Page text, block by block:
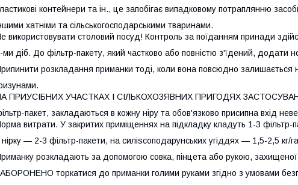
контейнери та ін., це запобігає випадковому потраплянню засоби
хатніми та сільськогосподарськими тваринами.
використовувати столовий посуд! Контроль за поїданням принади
ми діб. До фільтр-пакету, який частково або повністю з'їдений, додати
розкладання приманки тоді, коли вона повсюдно залишається
ПРИУСІБНИХ УЧАСТКАХ І СІЛЬКОХОЗЯВНИХ ПРИГОДЯХ
пакет, закладаються в кожну ніру та обов'язково присипна вхід
витрати. У закритих приміщеннях на підкладку кладуть 1-3 фільтр-
нірку — 2-3 фільтр-пакети, на силіscоподарунських угіддях — 1,5-2,5 кг/
розкладають за допомогою совка, пінцета або рукою,
торкатися до приманки голими руками згідно з умовами